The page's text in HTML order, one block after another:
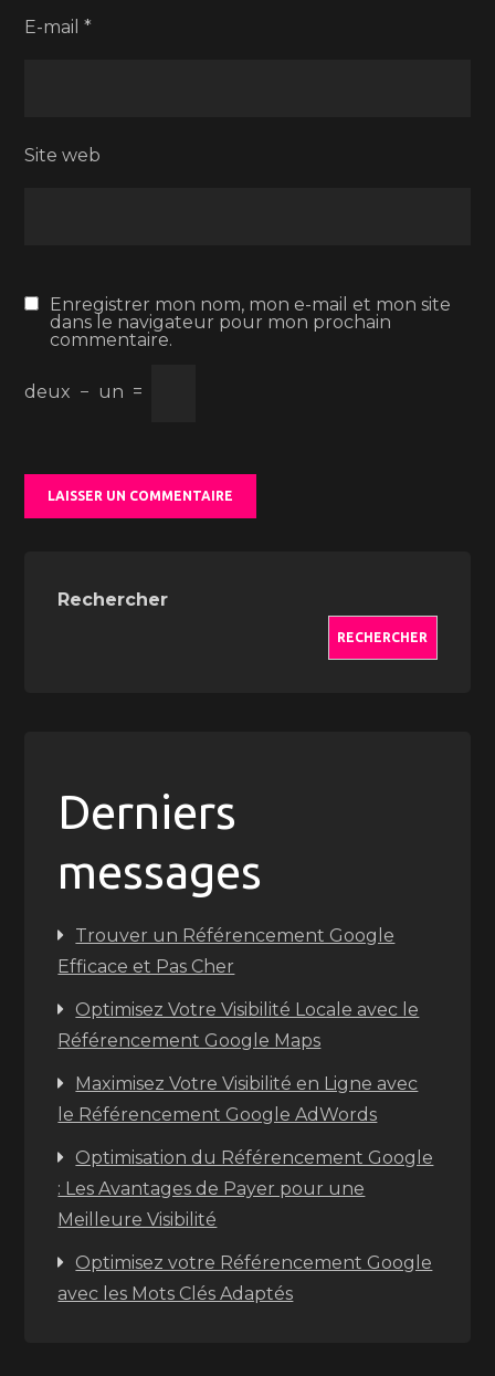
E-mail*
Site web
Enregistrer mon nom, mon e-mail et mon site
dans le navigateur pour mon prochain
commentaire.
deux − un =
Rechercher
RECHERCHER
Derniers
messages
Trouver un Référencement Google
Efficace et Pas Cher
Optimisez Votre Visibilité Locale avec le
Référencement Google Maps
Maximisez Votre Visibilité en Ligne avec
le Référencement Google AdWords
Optimisation du Référencement Google
: Les Avantages de Payer pour une
Meilleure Visibilité
Optimisez votre Référencement Google
avec les Mots Clés Adaptés